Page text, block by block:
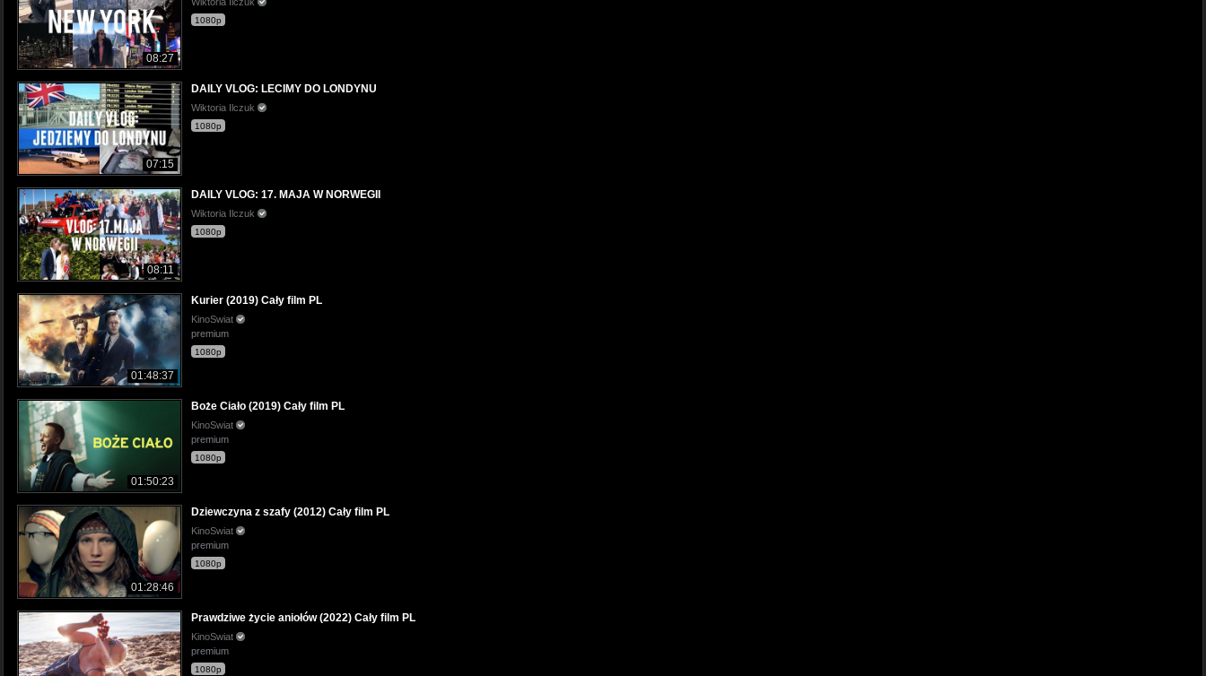
08:27
1080p
07:15
DAILY VLOG: LECIMY DO LONDYNU
Wiktoria Ilczuk
1080p
08:11
DAILY VLOG: 17. MAJA W NORWEGII
Wiktoria Ilczuk
1080p
01:48:37
Kurier (2019) Cały film PL
KinoSwiat
premium
1080p
01:50:23
Boże Ciało (2019) Cały film PL
KinoSwiat
premium
1080p
01:28:46
Dziewczyna z szafy (2012) Cały film PL
KinoSwiat
premium
1080p
Prawdziwe życie aniołów (2022) Cały film PL
KinoSwiat
premium
1080p